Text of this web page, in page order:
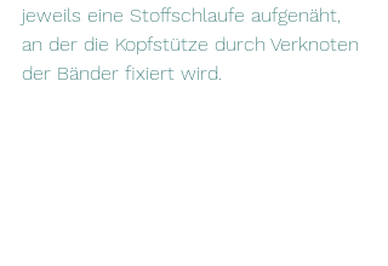
jeweils eine Stoffschlaufe aufgenäht,
an der die Kopfstütze durch Verknoten
der Bänder fixiert wird.